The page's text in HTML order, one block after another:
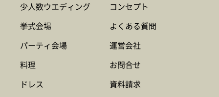
少人数ウエディング
挙式会場
パーティ会場
料理
ドレス
コンセプト
よくある質問
運営会社
お問合せ
資料請求